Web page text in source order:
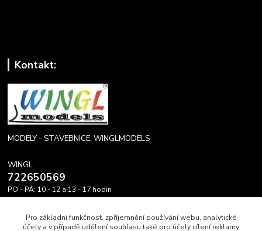
Kontakt:
MODELY - STAVEBNICE, WINGLMODELS
WINGL
722650569
PO - PÁ: 10 - 12 a 13 - 17 hodin
Pro základní funkčnost, zpříjemnění používání webu, analytické
účely a v případě udělení souhlasu také pro účely cílení reklamy